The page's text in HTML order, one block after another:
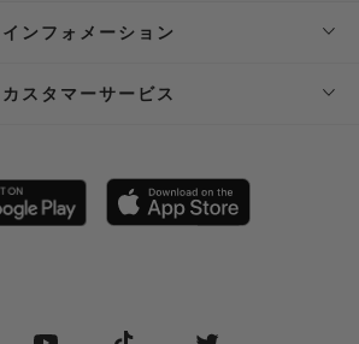
インフォメーション
ABOUT SUPPLIER
STOCKIST
カスタマーサービス
SHIPPING